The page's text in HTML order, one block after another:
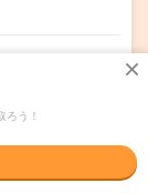
松(宮城県)駅か
の例＞8:00～
う！